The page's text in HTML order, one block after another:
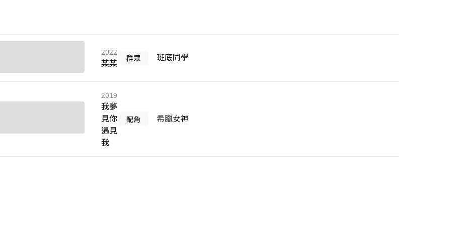
2022
某某 群眾 班底同學
2019
我夢
見你
遇見
我
配角 希臘女神